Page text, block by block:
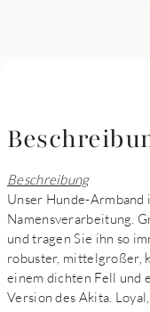
Beschreibung
Unser Hunde-Armband
Namensverarbeitung.
und tragen Sie ihn so
robuster, mittelgroßer,
einem dichten Fell und
Version des Akita.